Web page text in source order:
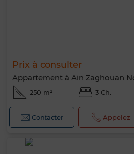
Prix à consulter
Appartement à Ain Zaghouan
250 m² 3 Ch.
Contacter Appelez